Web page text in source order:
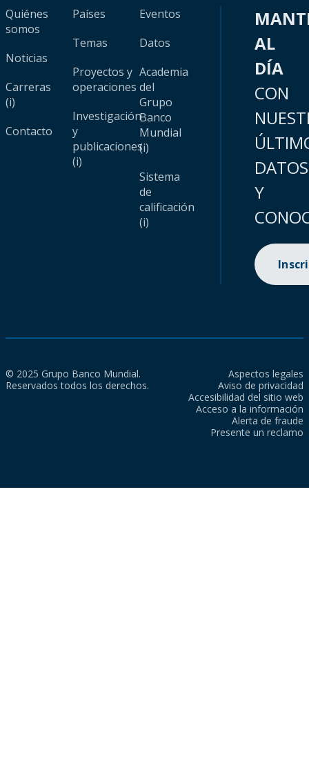
Quiénes
somos
Noticias
Carreras
(i)
Contacto
Países
Temas
Proyectos y
operaciones
Investigación
y
publicaciones
(i)
Eventos
Datos
Academia
del
Grupo
Banco
Mundial
(i)
Sistema
de
calificación
(i)
AL
DÍA
CON
DATOS
Y
© 2025 Grupo Banco Mundial.
Reservados todos los derechos.
Aspectos legales
Aviso de privacidad
Accesibilidad del sitio web
Acceso a la información
Alerta de fraude
Presente un reclamo